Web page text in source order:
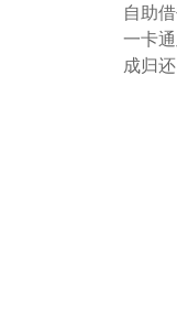
自助
一卡
成归